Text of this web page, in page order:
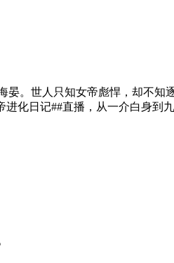
。世人只知女帝彪悍，却不知
化日记##直播，从一介白身